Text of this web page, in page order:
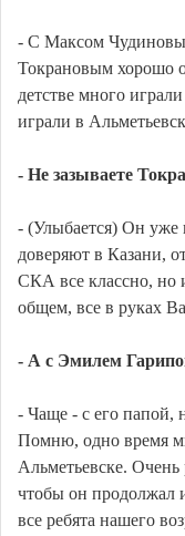
- С Максом
Токрановым хорошо
детстве много
играли в
- Не зазываете
- (Улыбается) Он уже
доверяют в Казани,
СКА все классно, но
общем, все в руках
- А с Эмилем
- Чаще - с его папой,
Помню, одно время
Альметьевске. Очень
чтобы он продолжал
все ребята нашего